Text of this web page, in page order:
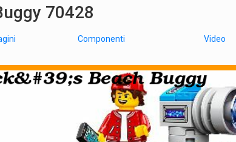
70428
Componenti Video